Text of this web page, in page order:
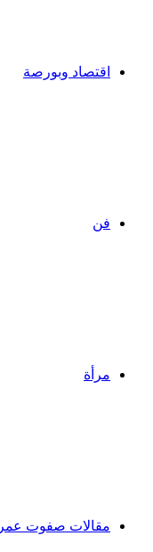
اقتصاد وبورصة
فن
مرأة
مقالات صفوت